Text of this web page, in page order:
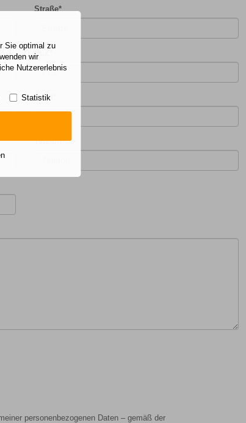
Straße*
PLZ
Land
Telefon*
personenbezogenen Daten – gemäß der
Sie optimal zu
wir
Nutzererlebnis
Statistik